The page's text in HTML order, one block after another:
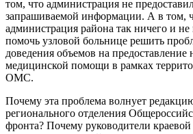
том, что администрация не
запрашиваемой информации. А в том,
администрация района так ничего и
помочь узловой больнице решить
доведения объемов на предоставление
медицинской помощи в рамках
ОМС.
Почему эта проблема волнует
регионального отделения
фронта? Почему руководители